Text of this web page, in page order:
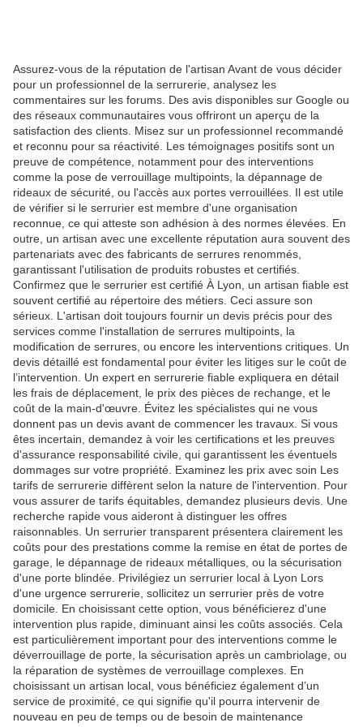
Assurez-vous de la réputation de l'artisan Avant de vous décider
pour un professionnel de la serrurerie, analysez les
commentaires sur les forums. Des avis disponibles sur Google ou
des réseaux communautaires vous offriront un aperçu de la
satisfaction des clients. Misez sur un professionnel recommandé
et reconnu pour sa réactivité. Les témoignages positifs sont un
preuve de compétence, notamment pour des interventions
comme la pose de verrouillage multipoints, la dépannage de
rideaux de sécurité, ou l'accès aux portes verrouillées. Il est utile
de vérifier si le serrurier est membre d'une organisation
reconnue, ce qui atteste son adhésion à des normes élevées. En
outre, un artisan avec une excellente réputation aura souvent des
partenariats avec des fabricants de serrures renommés,
garantissant l'utilisation de produits robustes et certifiés.
Confirmez que le serrurier est certifié À Lyon, un artisan fiable est
souvent certifié au répertoire des métiers. Ceci assure son
sérieux. L'artisan doit toujours fournir un devis précis pour des
services comme l'installation de serrures multipoints, la
modification de serrures, ou encore les interventions critiques. Un
devis détaillé est fondamental pour éviter les litiges sur le coût de
l’intervention. Un expert en serrurerie fiable expliquera en détail
les frais de déplacement, le prix des pièces de rechange, et le
coût de la main-d'œuvre. Évitez les spécialistes qui ne vous
donnent pas un devis avant de commencer les travaux. Si vous
êtes incertain, demandez à voir les certifications et les preuves
d'assurance responsabilité civile, qui garantissent les éventuels
dommages sur votre propriété. Examinez les prix avec soin Les
tarifs de serrurerie diffèrent selon la nature de l'intervention. Pour
vous assurer de tarifs équitables, demandez plusieurs devis. Une
recherche rapide vous aideront à distinguer les offres
raisonnables. Un serrurier transparent présentera clairement les
coûts pour des prestations comme la remise en état de portes de
garage, le dépannage de rideaux métalliques, ou la sécurisation
d'une porte blindée. Privilégiez un serrurier local à Lyon Lors
d'une urgence serrurerie, sollicitez un serrurier près de votre
domicile. En choisissant cette option, vous bénéficierez d'une
intervention plus rapide, diminuant ainsi les coûts associés. Cela
est particulièrement important pour des interventions comme le
déverrouillage de porte, la sécurisation après un cambriolage, ou
la réparation de systèmes de verrouillage complexes. En
choisissant un artisan local, vous bénéficiez également d’un
service de proximité, ce qui signifie qu'il pourra intervenir de
nouveau en peu de temps ou de besoin de maintenance